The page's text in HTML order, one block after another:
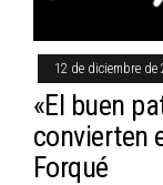
12 de diciembre de
«El buen
convierten
Forqué